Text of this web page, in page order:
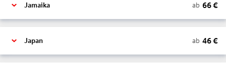
Jamaika ab 66€
Japan ab 46€